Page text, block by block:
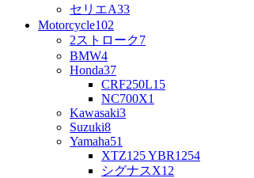
セリエA33
Motorcycle102
2ストローク7
BMW4
Honda37
CRF250L15
NC700X1
Kawasaki3
Suzuki8
Yamaha51
XTZ125 YBR1254
シグナスX12